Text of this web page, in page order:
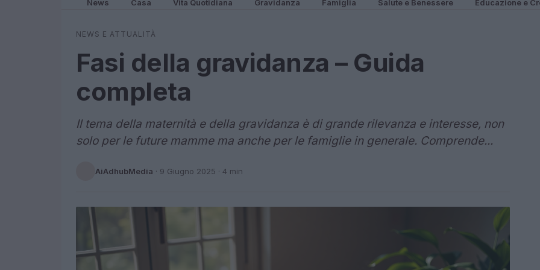
News Casa Vita Quotidiana Gravidanza Famiglia Salute e Benessere Educazione e
NEWS E ATTUALITÀ
Fasi della gravidanza – Guida
completa
Il tema della maternità e della gravidanza è di grande rilevanza e interesse, non
solo per le future mamme ma anche per le famiglie in generale. Comprende...
AiAdhubMedia · 9 Giugno 2025 · 4 min